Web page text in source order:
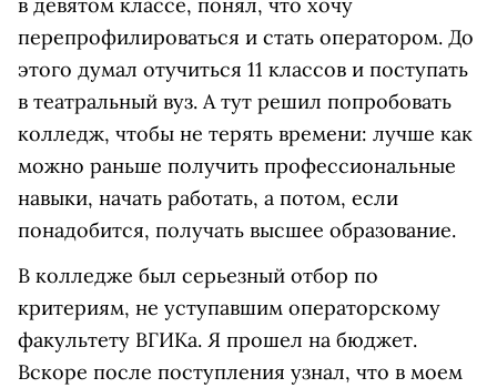
перепрофилироваться и стать оператором. До
этого думал отучиться 11 классов и поступать
в театральный вуз. А тут решил попробовать
колледж, чтобы не терять времени: лучше как
можно раньше получить профессиональные
навыки, начать работать, а потом, если
понадобится, получать высшее образование.
В колледже был серьезный отбор по
критериям, не уступавшим операторскому
факультету ВГИКа. Я прошел на бюджет.
Вскоре после поступления узнал, что в моем